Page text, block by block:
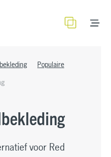
Populaire
voor Red